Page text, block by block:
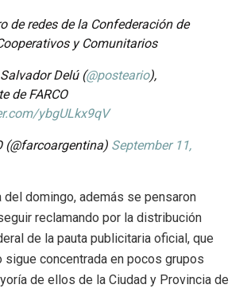
de redes de la Confederación de
y Comunitarios
Delú (@posteario),
de FARCO
ybgULkx9qV
(@farcoargentina) September 11,
del domingo, además se pensaron
reclamando por la distribución
de la pauta publicitaria oficial, que
sigue concentrada en pocos grupos
de ellos de la Ciudad y Provincia de